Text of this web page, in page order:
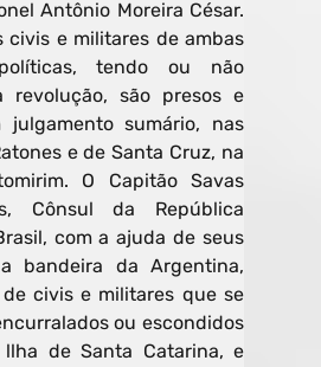
Antônio Moreira César.
civis e militares de ambas
tendo ou não
revolução, são presos e
julgamento sumário, nas
e de Santa Cruz, na
O Capitão Savas
Cônsul da República
com a ajuda de seus
bandeira da Argentina,
civis e militares que se
ou escondidos
de Santa Catarina, e